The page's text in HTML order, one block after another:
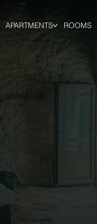
APARTMENTS ROOMS